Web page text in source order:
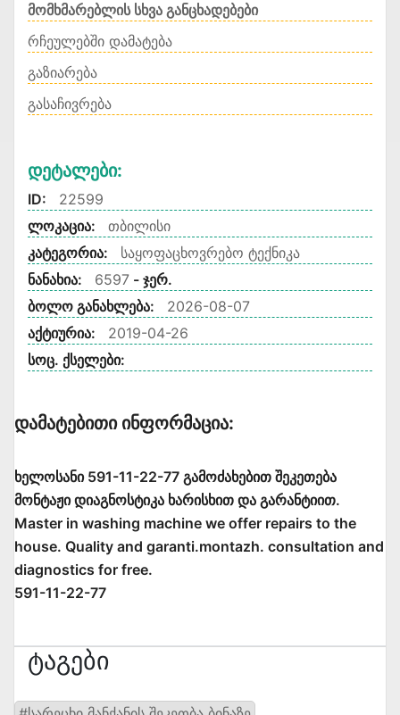
მომხმარებლის სხვა განცხადებები
რჩეულებში დამატება
გაზიარება
გასაჩივრება
Დეტალები:
ID:
22599
ლოკაცია:
თბილისი
კატეგორია:
საყოფაცხოვრებო ტექნიკა
ნანახია:
6597 - ჯერ.
ბოლო განახლება:
2026-08-07
აქტიურია:
2019-04-26
სოც. ქსელები:
Დამატებითი Ინფორმაცია:
ხელოსანი 591-11-22-77 გამოძახებით შეკეთება
მონტაჟი დიაგნოსტიკა ხარისხით და გარანტიით.
Master in washing machine we offer repairs to the
house. Quality and garanti.montazh. consultation and
diagnostics for free.
591-11-22-77
Ტაგები